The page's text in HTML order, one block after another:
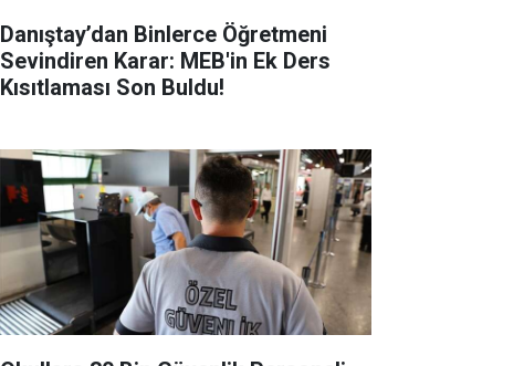
Danıştay’dan Binlerce Öğretmeni
Sevindiren Karar: MEB'in Ek Ders
Kısıtlaması Son Buldu!